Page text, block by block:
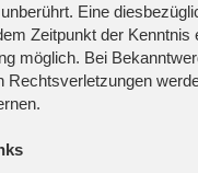
Eine
Zeitpunkt der Kenntnis
möglich. Bei
Rechtsverletzungen